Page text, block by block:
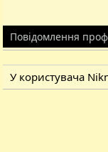
Повідомлення
У користувача